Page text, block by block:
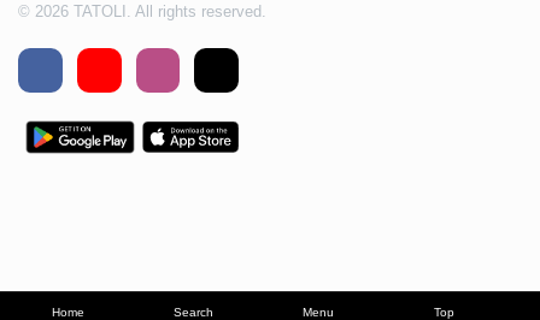
Home Search Menu Top
© 2026 TATOLI. All rights reserved.